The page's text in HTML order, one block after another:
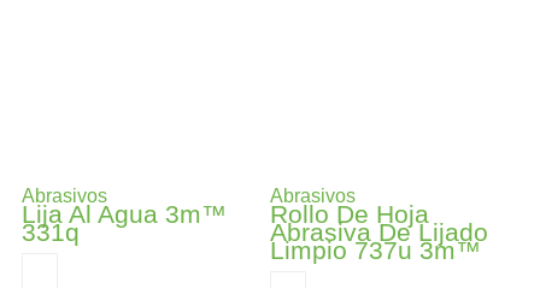
Abrasivos
Lija Al Agua 3m™
331q
Abrasivos
Rollo De Hoja
Abrasiva De Lijado
Limpio 737u 3m™